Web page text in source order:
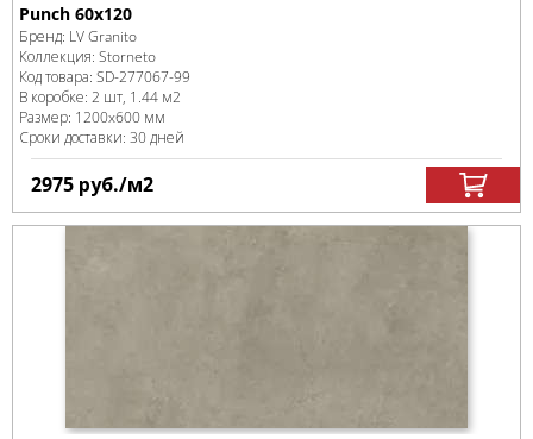
Punch 60x120
Бренд: LV Granito
Коллекция: Storneto
Код товара: SD-277067-99
В коробке: 2 шт, 1.44 м2
Размер: 1200x600 мм
Сроки доставки: 30 дней
2975 руб./м2